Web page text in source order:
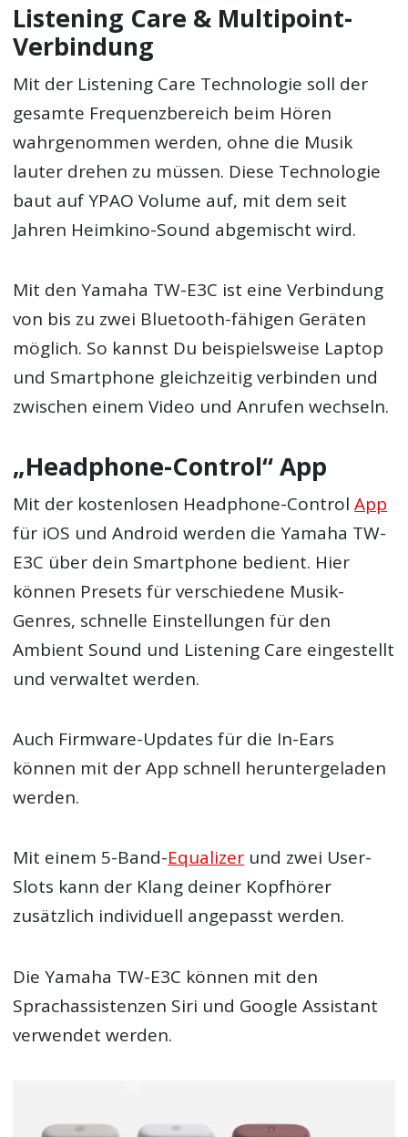
Listening Care & Multipoint-
Verbindung
Mit der Listening Care Technologie soll der
gesamte Frequenzbereich beim Hören
wahrgenommen werden, ohne die Musik
lauter drehen zu müssen. Diese Technologie
baut auf YPAO Volume auf, mit dem seit
Jahren Heimkino-Sound abgemischt wird.
Mit den Yamaha TW-E3C ist eine Verbindung
von bis zu zwei Bluetooth-fähigen Geräten
möglich. So kannst Du beispielsweise Laptop
und Smartphone gleichzeitig verbinden und
zwischen einem Video und Anrufen wechseln.
„Headphone-Control“ App
Mit der kostenlosen Headphone-ControlApp
für iOS und Android werden die Yamaha TW-
E3C über dein Smartphone bedient. Hier
können Presets für verschiedene Musik-
Genres, schnelle Einstellungen für den
Ambient Sound und Listening Care eingestellt
und verwaltet werden.
Auch Firmware-Updates für die In-Ears
können mit der App schnell heruntergeladen
werden.
Mit einem 5-Band-Equalizer und zwei User-
Slots kann der Klang deiner Kopfhörer
zusätzlich individuell angepasst werden.
Die Yamaha TW-E3C können mit den
Sprachassistenzen Siri und Google Assistant
verwendet werden.